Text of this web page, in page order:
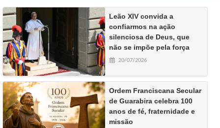
Leão XIV convida a
confiarmos na ação
silenciosa de Deus, que
não se impõe pela força
20/07/2026
Ordem Franciscana Secular
de Guarabira celebra 100
anos de fé, fraternidade e
missão